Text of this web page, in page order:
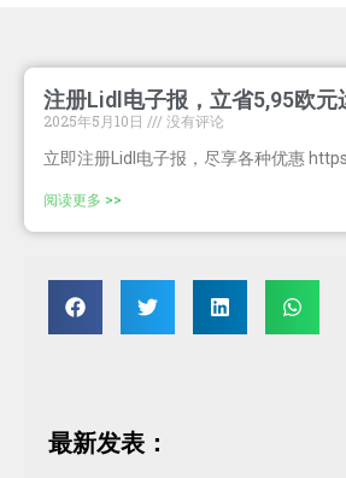
注册Lidl电子报，立省5,95欧元
2025年5月10日
没有评论
立即注册Lidl电子报，尽享各种优惠
阅读更多 >>
最新发表：